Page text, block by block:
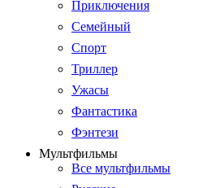
Приключения
Семейный
Спорт
Триллер
Ужасы
Фантастика
Фэнтези
Мультфильмы
Все мультфильмы